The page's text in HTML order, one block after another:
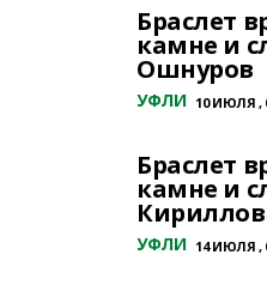
Браслет
камне и
Ошнуров
УФЛИ 10 ИЮЛЯ ,
Браслет
камне и
УФЛИ 14 ИЮЛЯ ,